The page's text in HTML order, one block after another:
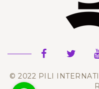
© 2022 PILI